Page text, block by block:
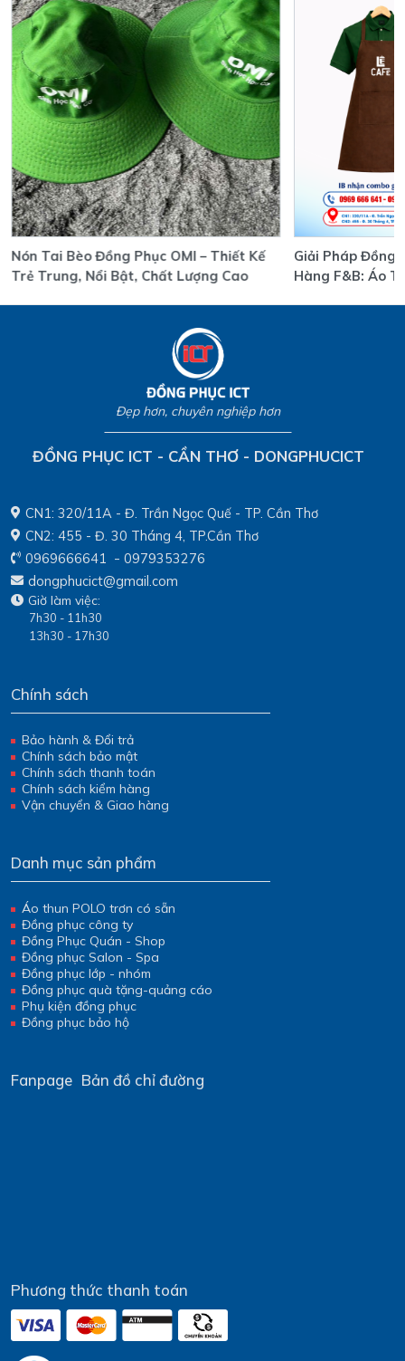
Nón Tai Bèo Đồng Phục OMI – Thiết Kế
Trẻ Trung, Nổi Bật, Chất Lượng Cao
Giải Pháp Đồng
Hàng F&B: Áo
Đẹp hơn, chuyên nghiệp hơn
ĐỒNG PHỤC ICT - CẦN THƠ - DONGPHUCICT
CN1: 320/11A - Đ. Trần Ngọc Quế - TP. Cần Thơ
CN2: 455 - Đ. 30 Tháng 4, TP.Cần Thơ
0969666641 - 0979353276
dongphucict@gmail.com
Giờ làm việc:
7h30 - 11h30
13h30 - 17h30
Chính sách
Bảo hành & Đổi trả
Chính sách bảo mật
Chính sách thanh toán
Chính sách kiểm hàng
Vận chuyển & Giao hàng
Danh mục sản phẩm
Áo thun POLO trơn có sẵn
Đồng phục công ty
Đồng Phục Quán - Shop
Đồng phục Salon - Spa
Đồng phục lớp - nhóm
Đồng phục quà tặng-quảng cáo
Phụ kiện đồng phục
Đồng phục bảo hộ
Fanpage Bản đồ chỉ đường
Phương thức thanh toán